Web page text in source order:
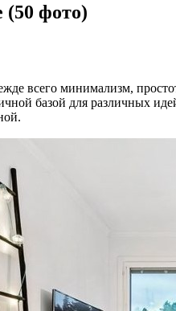
(50 фото)
всего минимализм,
базой для различных